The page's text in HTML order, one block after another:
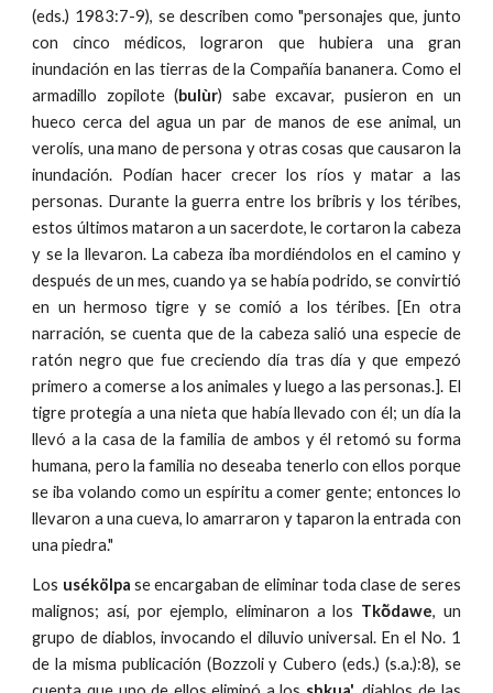
(eds.) 1983:7-9), se describen como "personajes que, junto
con cinco médicos, lograron que hubiera una gran
inundación en las tierras de la Compañía bananera. Como el
armadillo zopilote (bulùr) sabe excavar, pusieron en un
hueco cerca del agua un par de manos de ese animal, un
verolís, una mano de persona y otras cosas que causaron la
inundación. Podían hacer crecer los ríos y matar a las
personas. Durante la guerra entre los bribris y los téribes,
estos últimos mataron a un sacerdote, le cortaron la cabeza
y se la llevaron. La cabeza iba mordiéndolos en el camino y
después de un mes, cuando ya se había podrido, se convirtió
en un hermoso tigre y se comió a los téribes. [En otra
narración, se cuenta que de la cabeza salió una especie de
ratón negro que fue creciendo día tras día y que empezó
primero a comerse a los animales y luego a las personas.]. El
tigre protegía a una nieta que había llevado con él; un día la
llevó a la casa de la familia de ambos y él retomó su forma
humana, pero la familia no deseaba tenerlo con ellos porque
se iba volando como un espíritu a comer gente; entonces lo
llevaron a una cueva, lo amarraron y taparon la entrada con
una piedra."
Los usékölpa se encargaban de eliminar toda clase de seres
malignos; así, por ejemplo, eliminaron a los Tkõ̀dawe, un
grupo de diablos, invocando el diluvio universal. En el No. 1
de la misma publicación (Bozzoli y Cubero (eds.) (s.a.):8), se